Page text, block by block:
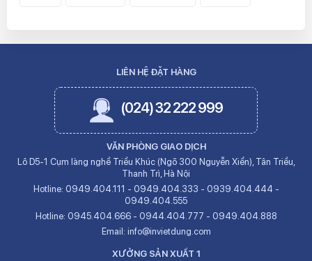
LIÊN HỆ ĐẶT HÀNG
(024) 32 222 999
VĂN PHÒNG GIAO DỊCH
Lô D5-1 Cụm làng nghề Triều Khúc (Ngõ 300 Nguyễn Xiển), Tân Triều,
Thanh Trì, Hà Nội
Hotline: 0949.404.111 - 0949.404.333 - 0939.404.444 -
0949.404.555
Hotline: 0945.404.666- 0944.404.777 - 0949.404.888
Email: info@invietdung.com
XƯỞNG SẢN XUẤT 1